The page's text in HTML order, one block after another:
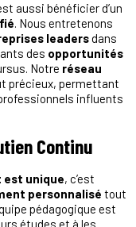
aussi bénéficier d’un
. Nous entretenons
leadersdans
des opportunités
Notre réseau
précieux, permettant
influents
Continu
est unique, c’est
personnalisé tout
pédagogique est
études et à les